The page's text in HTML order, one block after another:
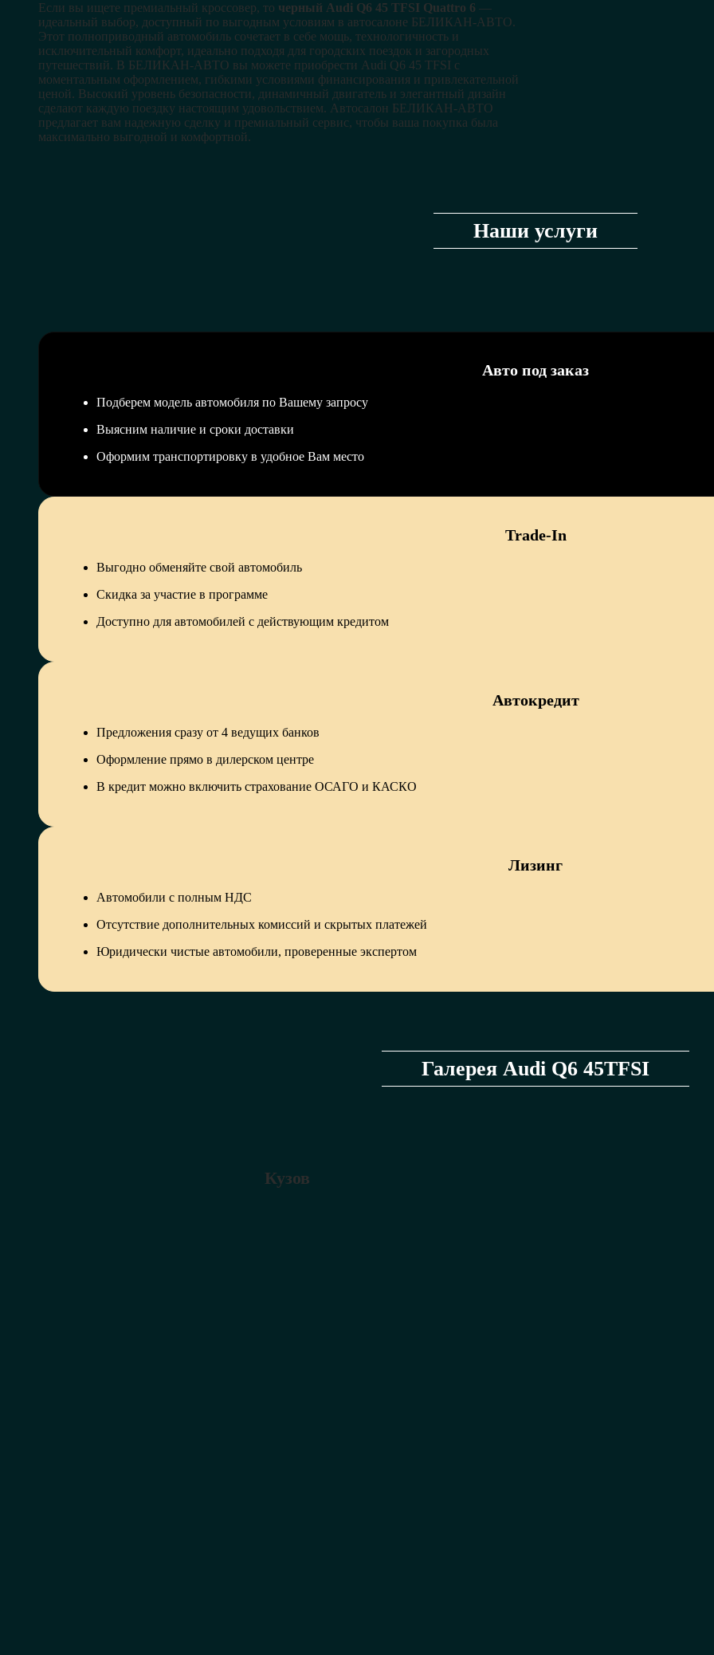
Если вы ищете премиальный кроссовер, то черный Audi Q6 45 TFSI Quattro 6 —
идеальный выбор, доступный по выгодным условиям в автосалоне БЕЛИКАН-АВТО.
Этот полноприводный автомобиль сочетает в себе мощь, технологичность и
исключительный комфорт, идеально подходя для городских поездок и загородных
путешествий. В БЕЛИКАН-АВТО вы можете приобрести Audi Q6 45 TFSI с
моментальным оформлением, гибкими условиями финансирования и привлекательной
ценой. Высокий уровень безопасности, динамичный двигатель и элегантный дизайн
сделают каждую поездку настоящим удовольствием. Автосалон БЕЛИКАН-АВТО
предлагает вам надежную сделку и премиальный сервис, чтобы ваша покупка была
максимально выгодной и комфортной.
Наши услуги
Авто под заказ
Подберем модель автомобиля по Вашему запросу
Выясним наличие и сроки доставки
Оформим транспортировку в удобное Вам место
Trade-In
Выгодно обменяйте свой автомобиль
Скидка за участие в программе
Доступно для автомобилей с действующим кредитом
Автокредит
Предложения сразу от 4 ведущих банков
Оформление прямо в дилерском центре
В кредит можно включить страхование ОСАГО и КАСКО
Лизинг
Автомобили с полным НДС
Отсутствие дополнительных комиссий и скрытых платежей
Юридически чистые автомобили, проверенные экспертом
Галерея Audi Q6 45TFSI
Кузов